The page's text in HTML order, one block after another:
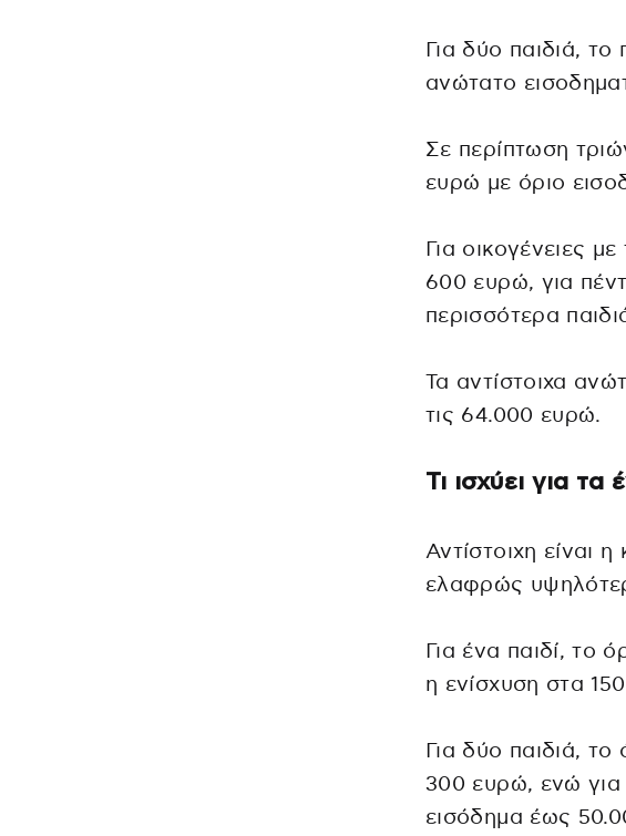
Για δύο παιδιά,
ανώτατο
Σε περίπτωση
ευρώ με όριο
Για οικογένειες
600 ευρώ, για
περισσότερα
Τα αντίστοιχα
τις 64.000 ευρώ.
Τι ισχύει για τα
Αντίστοιχη είναι
ελαφρώς
Για ένα παιδί, το
η ενίσχυση στα
Για δύο παιδιά,
300 ευρώ, ενώ για
εισόδημα έως